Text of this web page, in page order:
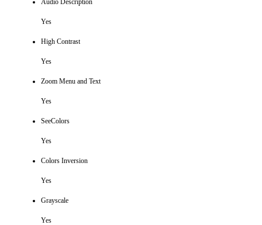
Audio Description
Yes
High Contrast
Yes
Zoom Menu and Text
Yes
SeeColors
Yes
Colors Inversion
Yes
Grayscale
Yes